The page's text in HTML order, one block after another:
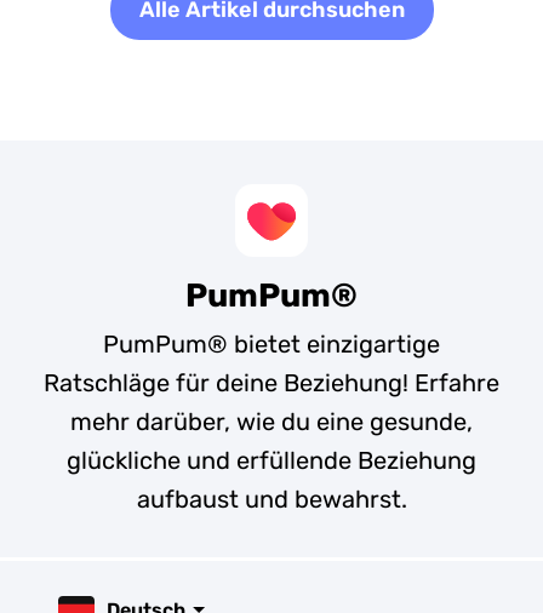
Alle Artikel durchsuchen
PumPum®
PumPum® bietet einzigartige
Ratschläge für deine Beziehung! Erfahre
mehr darüber, wie du eine gesunde,
glückliche und erfüllende Beziehung
aufbaust und bewahrst.